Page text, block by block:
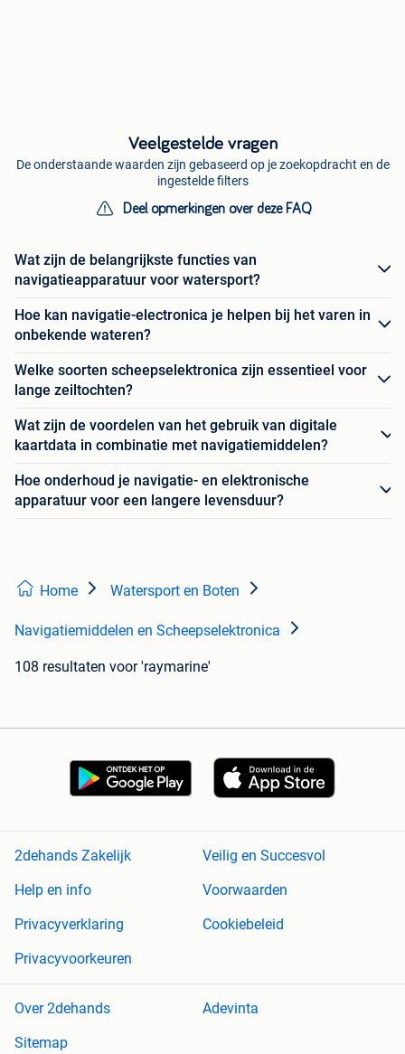
Veelgestelde vragen
De onderstaande waarden zijn gebaseerd op je zoekopdracht en de
ingestelde filters
Deel opmerkingen over deze FAQ
Wat zijn de belangrijkste functies van
navigatieapparatuur voor watersport?
Hoe kan navigatie-electronica je helpen bij het varen in
onbekende wateren?
Welke soorten scheepselektronica zijn essentieel voor
lange zeiltochten?
Wat zijn de voordelen van het gebruik van digitale
kaartdata in combinatie met navigatiemiddelen?
Hoe onderhoud je navigatie- en elektronische
apparatuur voor een langere levensduur?
Home Watersport en Boten
Navigatiemiddelen en Scheepselektronica
108 resultaten voor 'raymarine'
2dehands Zakelijk
Veilig en Succesvol
Help en info
Voorwaarden
Privacyverklaring
Cookiebeleid
Privacyvoorkeuren
Over 2dehands
Adevinta
Sitemap